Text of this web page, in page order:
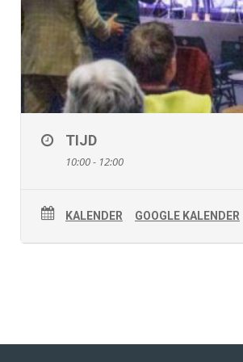
TIJD
10:00 - 12:00
KALENDER GOOGLE KALENDER